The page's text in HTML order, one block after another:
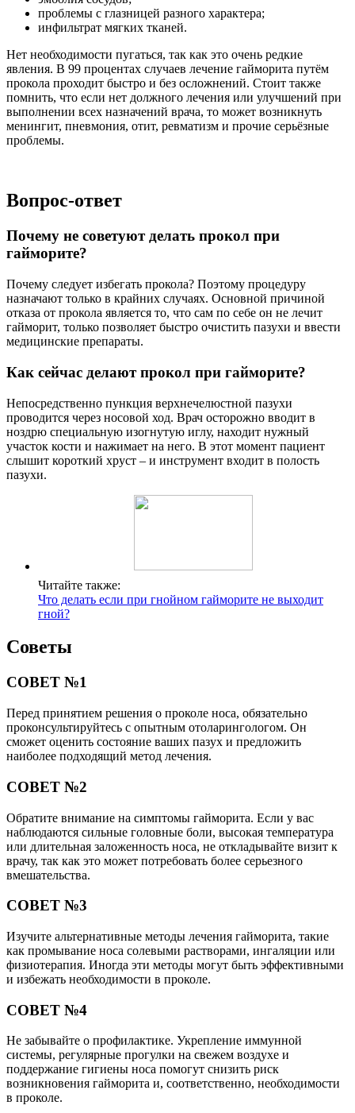
проблемы с глазницей разного характера;
инфильтрат мягких тканей.
Нет необходимости пугаться, так как это очень редкие
явления. В 99 процентах случаев лечение гайморита путём
прокола проходит быстро и без осложнений. Стоит также
помнить, что если нет должного лечения или улучшений при
выполнении всех назначений врача, то может возникнуть
менингит, пневмония, отит, ревматизм и прочие серьёзные
проблемы.
Вопрос-ответ
Почему не советуют делать прокол при
гайморите?
Почему следует избегать прокола? Поэтому процедуру
назначают только в крайних случаях. Основной причиной
отказа от прокола является то, что сам по себе он не лечит
гайморит, только позволяет быстро очистить пазухи и ввести
медицинские препараты.
Как сейчас делают прокол при гайморите?
Непосредственно пункция верхнечелюстной пазухи
проводится через носовой ход. Врач осторожно вводит в
ноздрю специальную изогнутую иглу, находит нужный
участок кости и нажимает на него. В этот момент пациент
слышит короткий хруст – и инструмент входит в полость
пазухи.
Читайте также:
Что делать если при гнойном гайморите не выходит
гной?
Советы
СОВЕТ №1
Перед принятием решения о проколе носа, обязательно
проконсультируйтесь с опытным отоларингологом. Он
сможет оценить состояние ваших пазух и предложить
наиболее подходящий метод лечения.
СОВЕТ №2
Обратите внимание на симптомы гайморита. Если у вас
наблюдаются сильные головные боли, высокая температура
или длительная заложенность носа, не откладывайте визит к
врачу, так как это может потребовать более серьезного
вмешательства.
СОВЕТ №3
Изучите альтернативные методы лечения гайморита, такие
как промывание носа солевыми растворами, ингаляции или
физиотерапия. Иногда эти методы могут быть эффективными
и избежать необходимости в проколе.
СОВЕТ №4
Не забывайте о профилактике. Укрепление иммунной
системы, регулярные прогулки на свежем воздухе и
поддержание гигиены носа помогут снизить риск
возникновения гайморита и, соответственно, необходимости
в проколе.